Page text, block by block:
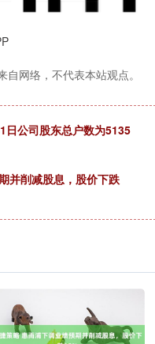
网络，不代表本站观点。
日公司股东总户数为5135
并削减股息，股价下跌